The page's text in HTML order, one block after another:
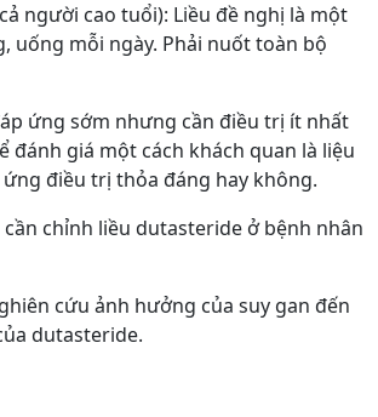
người cao tuổi): Liều đề nghị là một
uống mỗi ngày. Phải nuốt toàn bộ
ứng sớm nhưng cần điều trị ít nhất
đánh giá một cách khách quan là liệu
điều trị thỏa đáng hay không.
chỉnh liều dutasteride ở bệnh nhân
cứu ảnh hưởng của suy gan đến
dutasteride.